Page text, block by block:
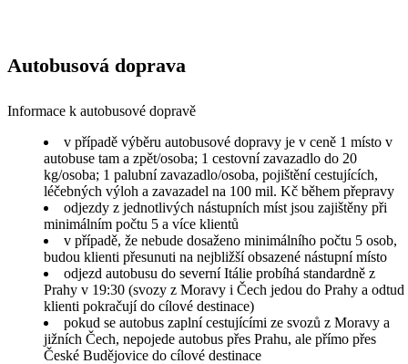
Autobusová doprava
Informace k autobusové dopravě
v případě výběru autobusové dopravy je v ceně 1 místo v
autobuse tam a zpět/osoba; 1 cestovní zavazadlo do 20
kg/osoba; 1 palubní zavazadlo/osoba, pojištění cestujících,
léčebných výloh a zavazadel na 100 mil. Kč během přepravy
odjezdy z jednotlivých nástupních míst jsou zajištěny při
minimálním počtu 5 a více klientů
v případě, že nebude dosaženo minimálního počtu 5 osob,
budou klienti přesunuti na nejbližší obsazené nástupní místo
odjezd autobusu do severní Itálie probíhá standardně z
Prahy v 19:30 (svozy z Moravy i Čech jedou do Prahy a odtud
klienti pokračují do cílové destinace)
pokud se autobus zaplní cestujícími ze svozů z Moravy a
jižních Čech, nepojede autobus přes Prahu, ale přímo přes
České Budějovice do cílové destinace